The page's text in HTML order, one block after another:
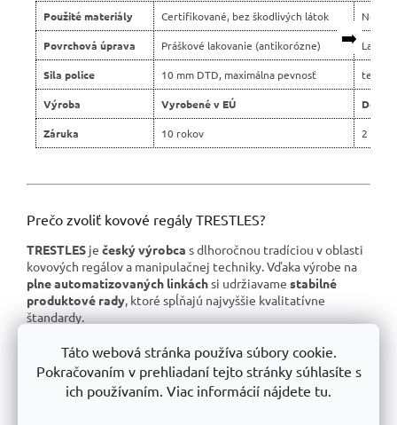
Táto webová stránka používa súbory cookie.
Pokračovaním v prehliadaní tejto stránky súhlasíte s
ich používaním. Viac informácií nájdete tu.
➡️
Použité materiály Certifikované, bez škodlivých látok
Povrchová úprava Práškové lakovanie (antikorózne) Lacné
Sila police 10 mm DTD, maximálna pevnosť tenšie
Výroba Vyrobené v EÚ Dovoz
Záruka 10 rokov 2 roky
Prečo zvoliť kovové regály TRESTLES?
TRESTLES je český výrobca s dlhoročnou tradíciou v oblasti
kovových regálov a manipulačnej techniky. Vďaka výrobe na
plne automatizovaných linkáchsi udržiavame stabilné
produktové rady , ktoré spĺňajú najvyššie kvalitatívne
štandardy.
Skvelá stabilita, pevná oceľová konštrukcia testovaná na
extrémne zaťaženie.
Garantovaná nosnosť, každý regál je certifikovaný na